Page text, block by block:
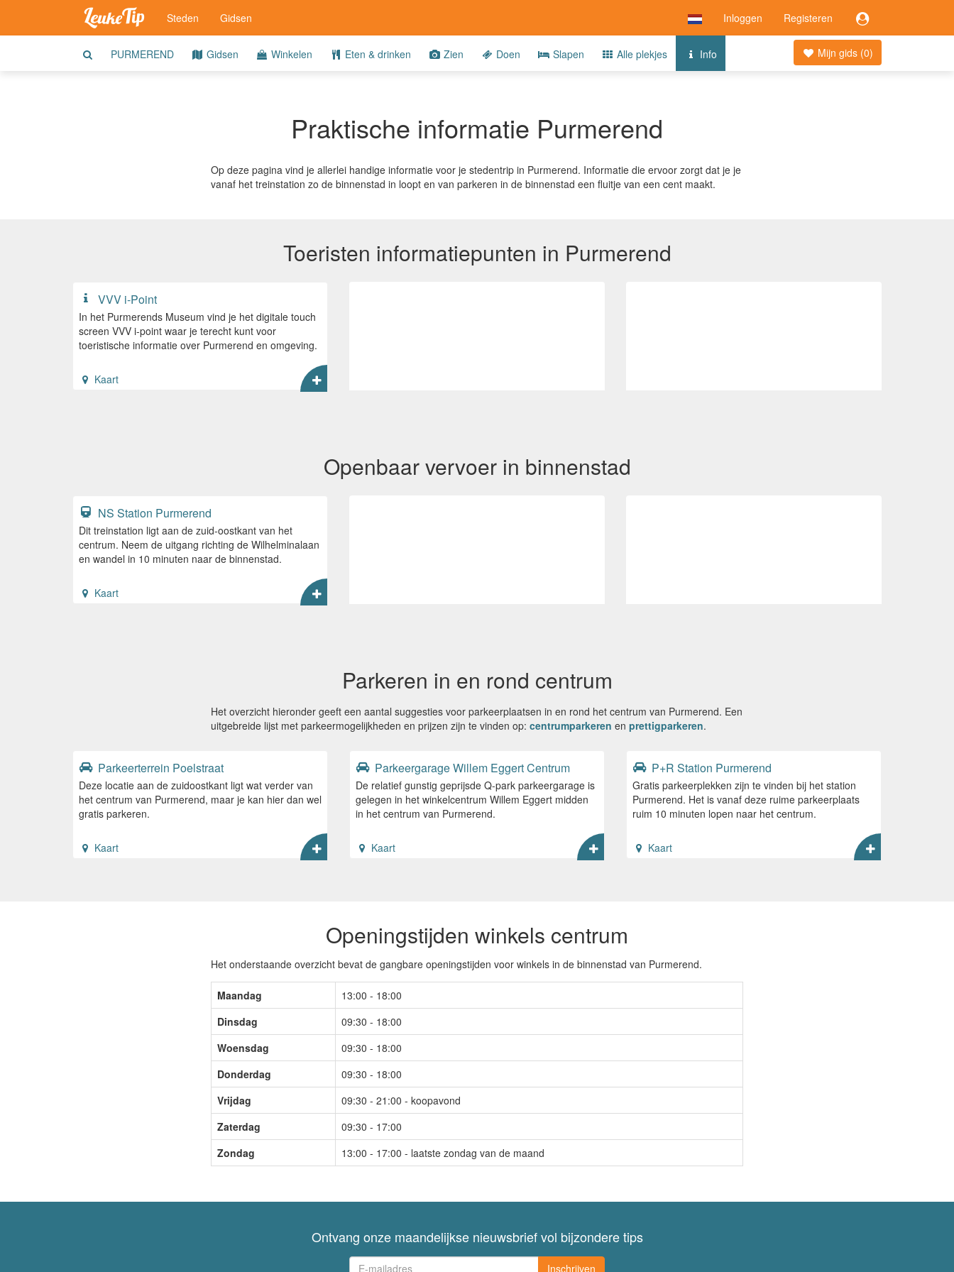
Inloggen Registeren
Steden Gidsen
Mijn gids (0)
PURMEREND Gidsen Winkelen Eten & drinken Zien Doen Slapen Alle plekjes Info
Praktische informatie Purmerend
Op deze pagina vind je allerlei handige informatie voor je stedentrip in Purmerend. Informatie die ervoor zorgt dat je je
vanaf het treinstation zo de binnenstad in loopt en van parkeren in de binnenstad een fluitje van een cent maakt.
Toeristen informatiepunten in Purmerend
VVV i-Point
In het Purmerends Museum vind je het digitale touch
screen VVV i-point waar je terecht kunt voor
toeristische informatie over Purmerend en omgeving.
Kaart
Openbaar vervoer in binnenstad
NS Station Purmerend
Dit treinstation ligt aan de zuid-oostkant van het
centrum. Neem de uitgang richting de Wilhelminalaan
en wandel in 10 minuten naar de binnenstad.
Kaart
Parkeren in en rond centrum
Het overzicht hieronder geeft een aantal suggesties voor parkeerplaatsen in en rond het centrum van Purmerend. Een
uitgebreide lijst met parkeermogelijkheden en prijzen zijn te vinden op: centrumparkeren en prettigparkeren.
Parkeerterrein Poelstraat
Deze locatie aan de zuidoostkant ligt wat verder van
het centrum van Purmerend, maar je kan hier dan wel
gratis parkeren.
Kaart
Parkeergarage Willem Eggert Centrum
De relatief gunstig geprijsde Q-park parkeergarage is
gelegen in het winkelcentrum Willem Eggert midden
in het centrum van Purmerend.
Kaart
P+R Station Purmerend
Gratis parkeerplekken zijn te vinden bij het station
Purmerend. Het is vanaf deze ruime parkeerplaats
ruim 10 minuten lopen naar het centrum.
Kaart
Openingstijden winkels centrum
Het onderstaande overzicht bevat de gangbare openingstijden voor winkels in de binnenstad van Purmerend.
Maandag
13:00 - 18:00
Dinsdag
09:30 - 18:00
Woensdag
09:30 - 18:00
Donderdag
09:30 - 18:00
Vrijdag
09:30 - 21:00 - koopavond
Zaterdag
09:30 - 17:00
Zondag
13:00 - 17:00 - laatste zondag van de maand
Ontvang onze maandelijkse nieuwsbrief vol bijzondere tips
Inschrijven